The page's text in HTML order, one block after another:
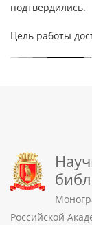
подтвердились.
Цель работы
Российской